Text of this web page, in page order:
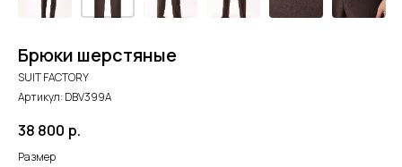
Брюки шерстяные
SUIT FACTORY
Артикул:DBV399A
38 800 р.
Размер